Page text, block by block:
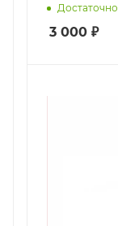
Достаточно
3 000 ₽